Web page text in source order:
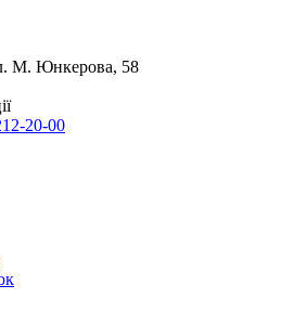
та можливості співпраці.
М. Юнкерова, 58
20-00